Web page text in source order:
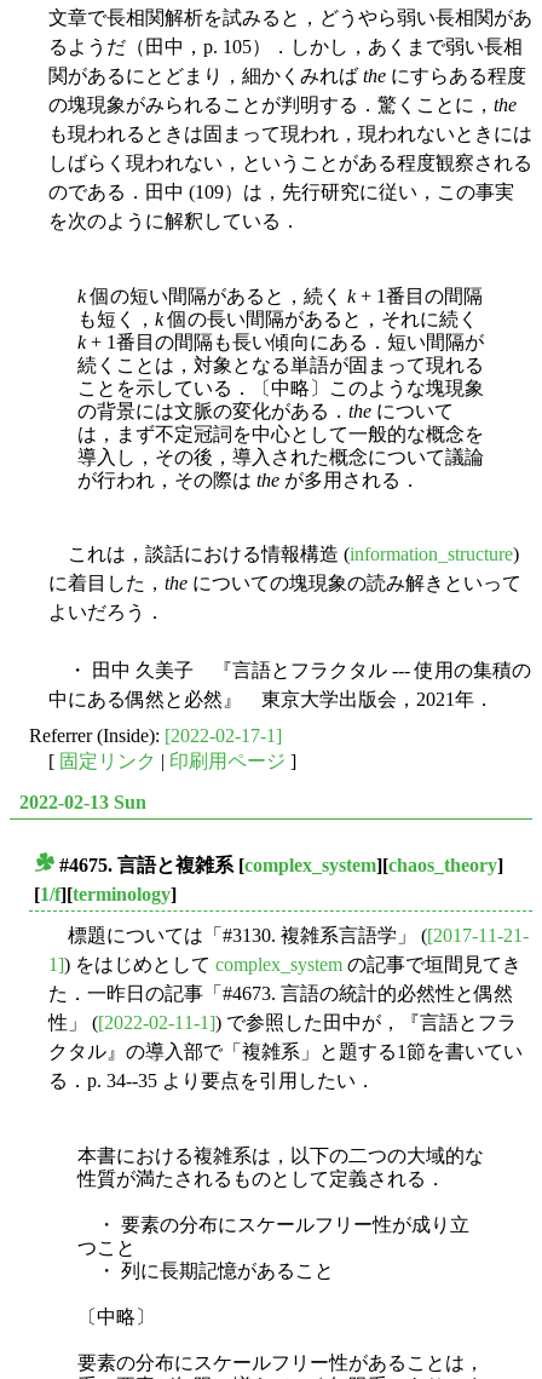
文章で長相関解析を試みると，どうやら弱い長相関があ
るようだ（田中，p. 105）．しかし，あくまで弱い長相
関があるにとどまり，細かくみれば the にすらある程度
の塊現象がみられることが判明する．驚くことに， the
も現われるときは固まって現われ，現われないときには
しばらく現われない，ということがある程度観察される
のである．田中 (109）は，先行研究に従い，この事実
を次のように解釈している．
k個の短い間隔があると，続く k+ 1番目の間隔
も短く， k個の長い間隔があると，それに続く
k+ 1番目の間隔も長い傾向にある．短い間隔が
続くことは，対象となる単語が固まって現れる
ことを示している．〔中略〕このような塊現象
の背景には文脈の変化がある． the について
は，まず不定冠詞を中心として一般的な概念を
導入し，その後，導入された概念について議論
が行われ，その際は the が多用される．
これは，談話における情報構造 (information_structure)
に着目した， the についての塊現象の読み解きといって
よいだろう．
・ 田中 久美子 『言語とフラクタル --- 使用の集積の
中にある偶然と必然』 東京大学出版会，2021年．
Referrer (Inside): [2022-02-17-1]
[ 固定リンク | 印刷用ページ ]
2022-02-13 Sun
#4675. 言語と複雑系 [complex_system][chaos_theory]
[1/f][terminology]
標題については「#3130. 複雑系言語学」 ([2017-11-21-
1]) をはじめとして complex_system の記事で垣間見てき
た．一昨日の記事「#4673. 言語の統計的必然性と偶然
性」 ([2022-02-11-1]) で参照した田中が，『言語とフラ
クタル』の導入部で「複雑系」と題する1節を書いてい
る．p. 34--35 より要点を引用したい．
本書における複雑系は，以下の二つの大域的な
性質が満たされるものとして定義される．
・ 要素の分布にスケールフリー性が成り立
つこと
・ 列に長期記憶があること
〔中略〕
要素の分布にスケールフリー性があることは，